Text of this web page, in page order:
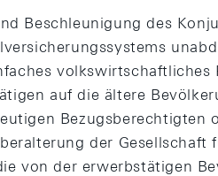
Beschleunigung des
volkswirtschaftliches
auf die ältere
Bezugsberechtigten
der Gesellschaft
von der erwerbstätigen